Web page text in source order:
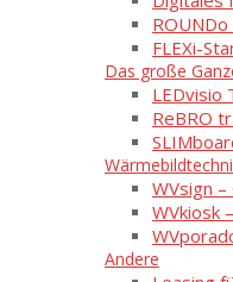
ROUNDo
FLEXi-
Das große
LEDvisio
ReBRO
WVsign
WVkiosk
Andere